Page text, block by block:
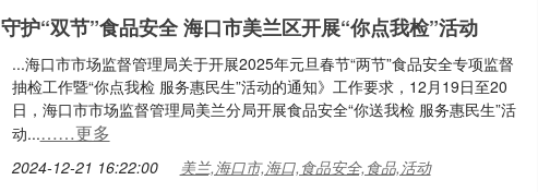
守护“双节”食品安全 海口市美兰区开展“你点我检”活动
...海口市市场监督管理局关于开展2025年元旦春节“两节”食品安全专项监督
抽检工作暨“你点我检 服务惠民生”活动的通知》工作要求，12月19日至20
日，海口市市场监督管理局美兰分局开展食品安全“你送我检 服务惠民生”活
动...……更多
2024-12-21 16:22:00 美兰,海口市,海口,食品安全,食品,活动